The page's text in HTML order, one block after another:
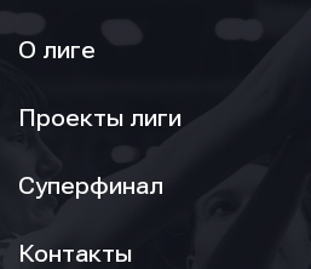
О лиге
Проекты лиги
Суперфинал
Контакты